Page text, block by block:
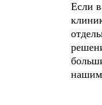
Если
нашим